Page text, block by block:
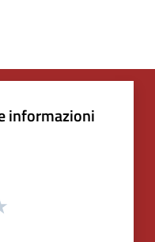
informazioni